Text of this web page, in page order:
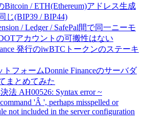
Bitcoin / ETH(Ethereum)アドレス生成
じ(BIP39 / BIP44)
/ Ledger / SafePal間で同一ニーモ
アカウントの可搬性はない
発行のiwBTCトークンのステーキ
トフォームDonnie Financeのサーバダ
まとめてみた
法 AH00526: Syntax error ~
'Â ', perhaps misspelled or
not included in the server configuration